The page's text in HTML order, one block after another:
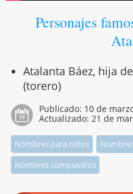
Personajes
Atalanta Báez, hija
(torero)
Publicado: 10 de
Actualizado: 21 de
Nombres para niños
Nombres compuestos